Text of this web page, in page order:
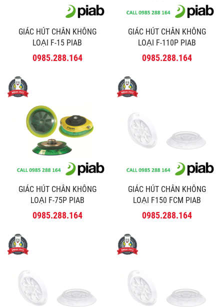
GIÁC HÚT CHÂN KHÔNG
LOẠI F-15 PIAB
0985.288.164
GIÁC HÚT CHÂN KHÔNG
LOẠI F-110P PIAB
0985.288.164
GIÁC HÚT CHÂN KHÔNG
LOẠI F-75P PIAB
0985.288.164
GIÁC HÚT CHÂN KHÔNG
LOẠI F150 FCM PIAB
0985.288.164